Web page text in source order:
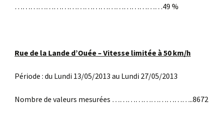
…………………………………………………49 %
Rue de la Lande d’Ouée – Vitesse limitée à 50 km/h
Période : du Lundi 13/05/2013 au Lundi 27/05/2013
Nombre de valeurs mesurées …………………………..8672